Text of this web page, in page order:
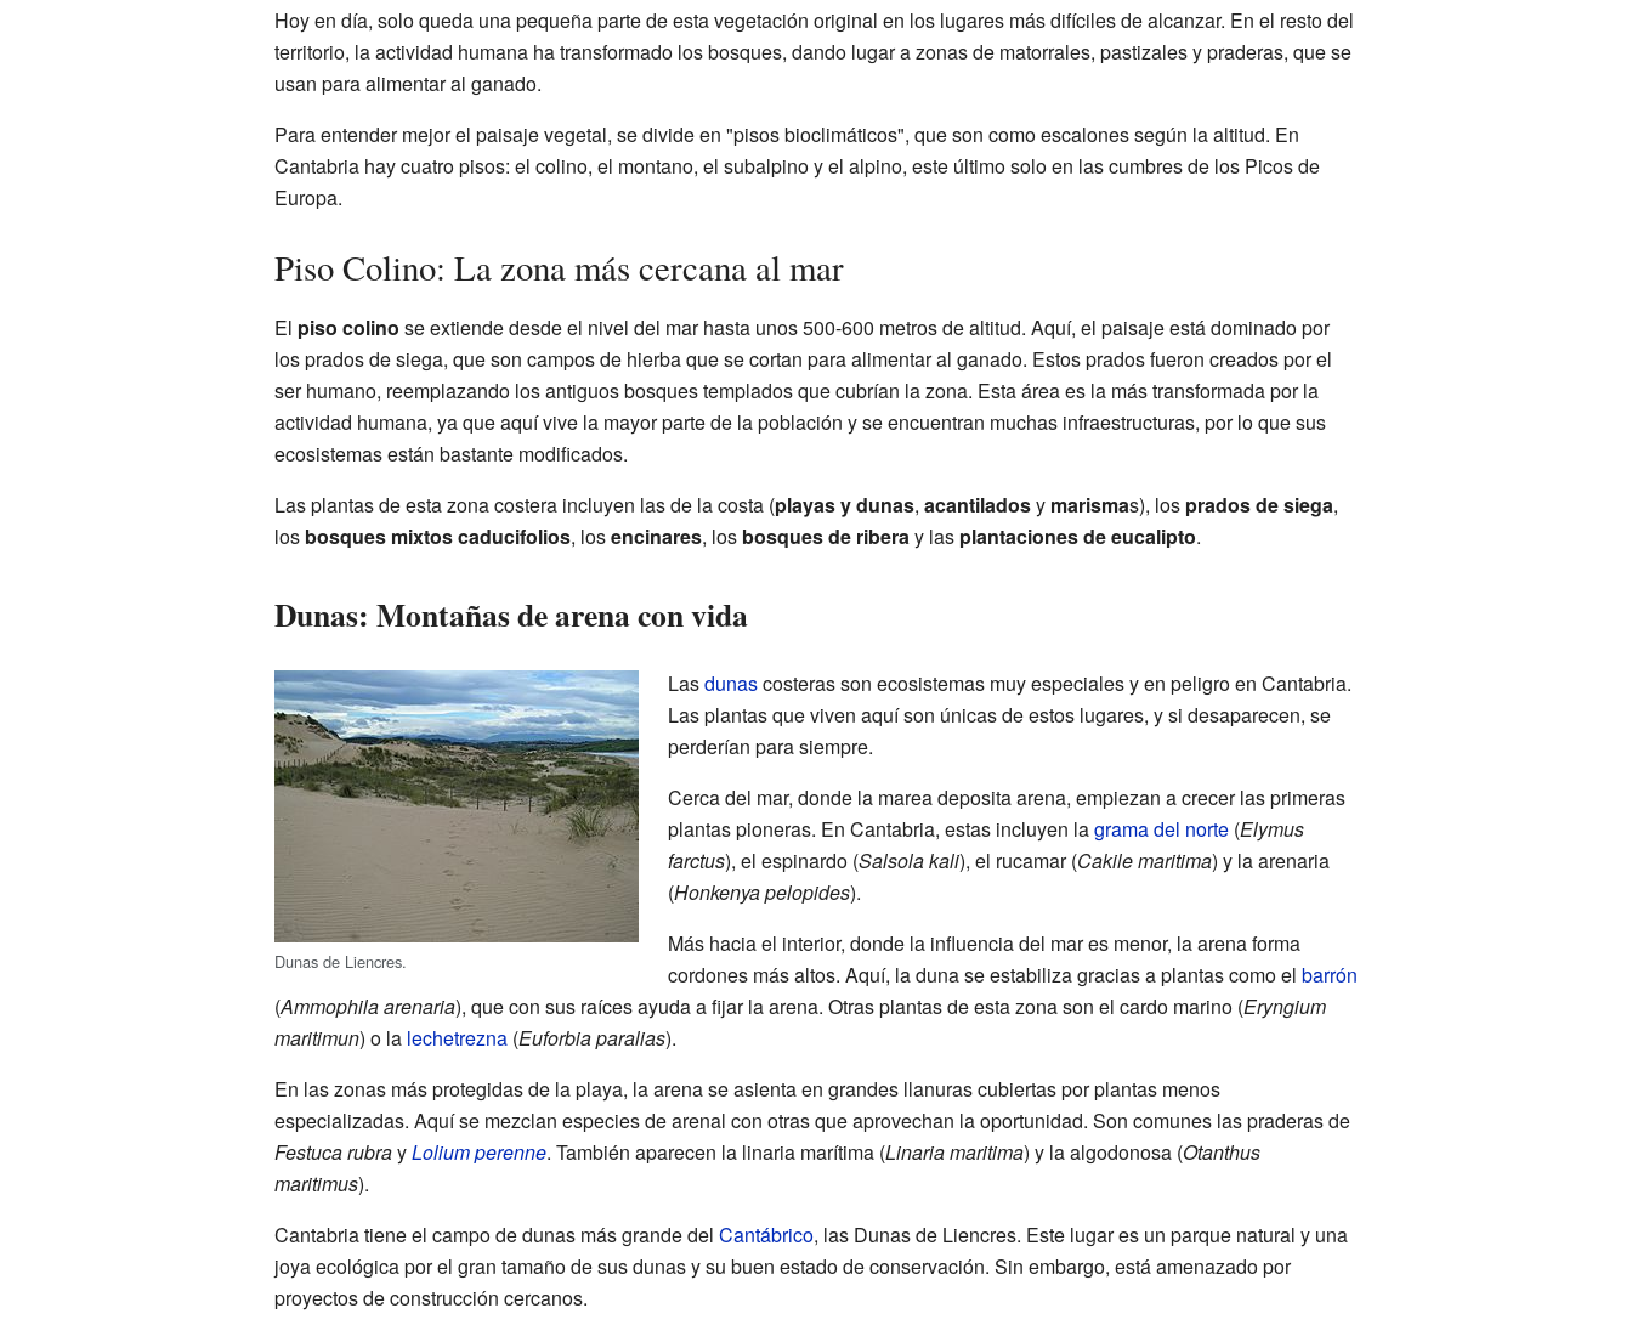
Hoy en día, solo queda una pequeña parte de esta vegetación original en los lugares más difíciles de alcanzar. En el resto del
territorio, la actividad humana ha transformado los bosques, dando lugar a zonas de matorrales, pastizales y praderas, que se
usan para alimentar al ganado.
Para entender mejor el paisaje vegetal, se divide en "pisos bioclimáticos", que son como escalones según la altitud. En
Cantabria hay cuatro pisos: el colino, el montano, el subalpino y el alpino, este último solo en las cumbres de los Picos de
Europa.
Piso Colino: La zona más cercana al mar
El piso colino se extiende desde el nivel del mar hasta unos 500-600 metros de altitud. Aquí, el paisaje está dominado por
los prados de siega, que son campos de hierba que se cortan para alimentar al ganado. Estos prados fueron creados por el
ser humano, reemplazando los antiguos bosques templados que cubrían la zona. Esta área es la más transformada por la
actividad humana, ya que aquí vive la mayor parte de la población y se encuentran muchas infraestructuras, por lo que sus
ecosistemas están bastante modificados.
Las plantas de esta zona costera incluyen las de la costa (playas y dunas, acantiladosy marismas), los prados de siega,
los bosques mixtos caducifolios, losencinares, los bosques de riberay las plantaciones de eucalipto.
Dunas: Montañas de arena con vida
Dunas de Liencres.
Lasdunascosteras son ecosistemas muy especiales y en peligro en Cantabria.
Las plantas que viven aquí son únicas de estos lugares, y si desaparecen, se
perderían para siempre.
Cerca del mar, donde la marea deposita arena, empiezan a crecer las primeras
plantas pioneras. En Cantabria, estas incluyen lagrama del norte(Elymus
farctus), el espinardo (Salsola kali), el rucamar (Cakile maritima) y la arenaria
(Honkenya pelopides).
Más hacia el interior, donde la influencia del mar es menor, la arena forma
cordones más altos. Aquí, la duna se estabiliza gracias a plantas como el barrón
(Ammophila arenaria), que con sus raíces ayuda a fijar la arena. Otras plantas de esta zona son el cardo marino (Eryngium
maritimun) o la lechetrezna(Euforbia paralias).
En las zonas más protegidas de la playa, la arena se asienta en grandes llanuras cubiertas por plantas menos
especializadas. Aquí se mezclan especies de arenal con otras que aprovechan la oportunidad. Son comunes las praderas de
Festuca rubrayLolium perenne. También aparecen la linaria marítima (Linaria maritima) y la algodonosa (Otanthus
maritimus).
Cantabria tiene el campo de dunas más grande del Cantábrico, las Dunas de Liencres. Este lugar es un parque natural y una
joya ecológica por el gran tamaño de sus dunas y su buen estado de conservación. Sin embargo, está amenazado por
proyectos de construcción cercanos.